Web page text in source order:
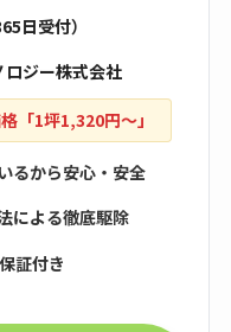
日受付）
ロジー株式会社
「1坪1,320円〜」
るから安心・安全
による徹底駆除
証付き